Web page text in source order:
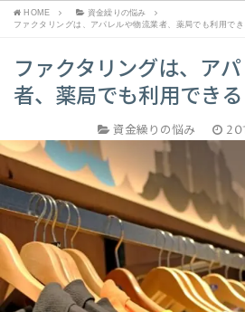
HOME
資金繰りの悩み
ファクタリングは、アパレルや物流業者、薬局でも利用でき
ファクタリングは、ア
者、薬局でも利用できる
資金繰りの悩み